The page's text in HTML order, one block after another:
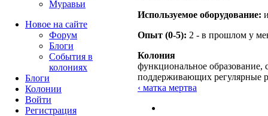
Используемое оборудование:
Опыт (0-5): 2 - в прошлом у
Колония
функциональное образование,
поддерживающих регулярные
‹ матка мертва
Муравьи
Новое на сайте
Форум
Блоги
События в
колониях
Блоги
Колонии
Войти
Peгиcтpaция